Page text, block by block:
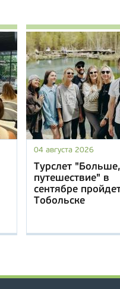
04 августа 2026
Турслет
путешествие" в
сентябре
Тобольске